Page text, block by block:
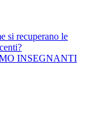
si recuperano le
INSEGNANTI